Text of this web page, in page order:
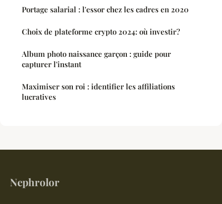
Portage salarial : l'essor chez les cadres en 2020
Choix de plateforme crypto 2024: où investir?
Album photo naissance garçon : guide pour
capturer l'instant
Maximiser son roi : identifier les affiliations
lucratives
Nephrolor